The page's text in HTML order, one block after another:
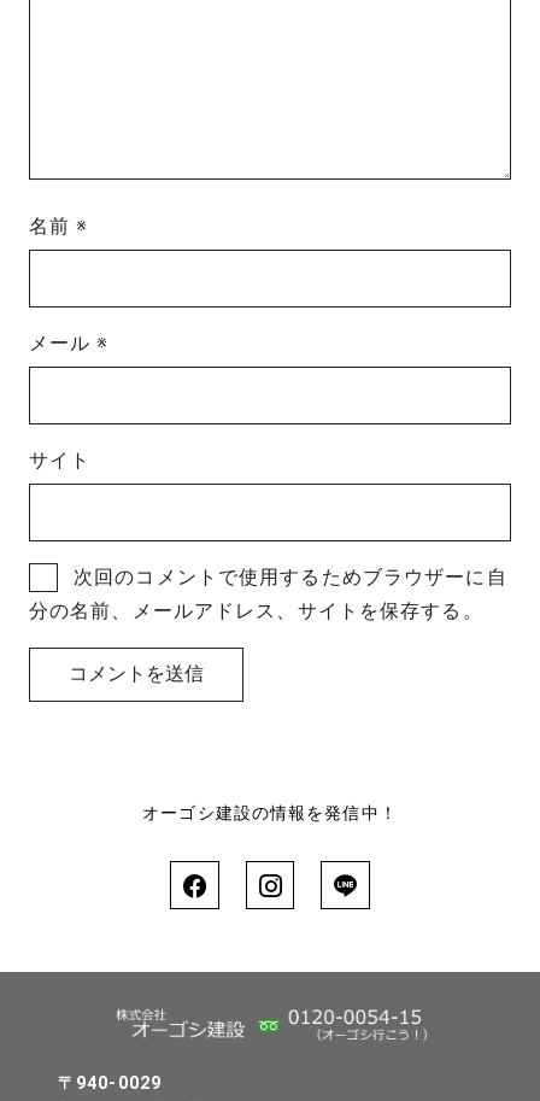
名前※
メール※
サイト
次回のコメントで使用するためブラウザーに自
分の名前、メールアドレス、サイトを保存する。
オーゴシ建設の情報を発信中！
〒940-0029